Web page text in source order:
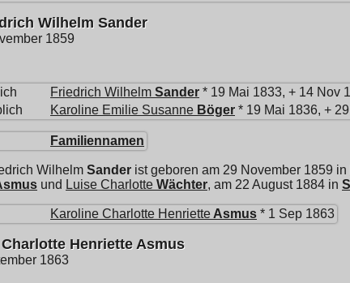
Wilhelm Sander
1859
Friedrich Wilhelm Sander * 19 Mai 1833, + 14 Nov
Karoline Emilie Susanne Böger * 19 Mai 1836, +
Familiennamen
Wilhelm Sander ist geboren am 29 November 1859 in
und Luise Charlotte Wächter, am 22 August 1884 in
Karoline Charlotte Henriette Asmus * 1 Sep 1863
Henriette Asmus
1863